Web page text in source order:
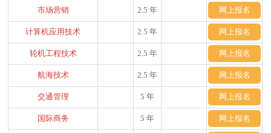
市场营销 2.5 年 网上报名
计算机应用技术 2.5 年 网上报名
轮机工程技术 2.5 年 网上报名
航海技术 2.5 年 网上报名
交通管理 5 年 网上报名
国际商务 5 年 网上报名